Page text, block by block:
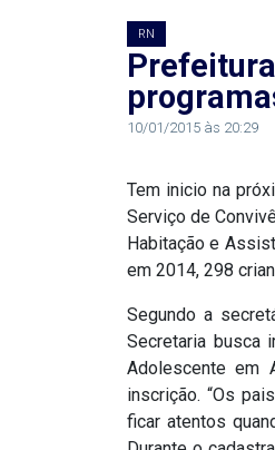
ASSEMBLEIA
ASSEMBLEIA
ASSISTÊNCIA
RN
10/01/2015 às 20:29
Tem inicio na
Serviço de
Habitação e
em 2014, 298
Segundo a
Secretaria busca
Adolescente em
inscrição. “Os
ficar atentos